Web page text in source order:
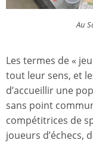
Au
Les termes de «
tout leur sens, et
d’accueillir une
sans point
compétitrices de
joueurs d’échecs,